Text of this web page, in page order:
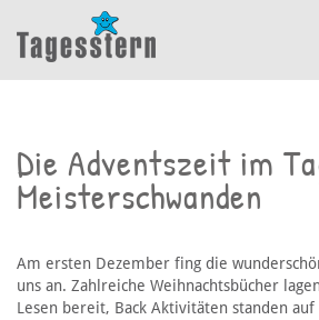
Die Adventszeit im
Meisterschwanden
Am ersten Dezember fing die
uns an. Zahlreiche Weihnachtsbücher
Lesen bereit, Back Aktivitäten standen